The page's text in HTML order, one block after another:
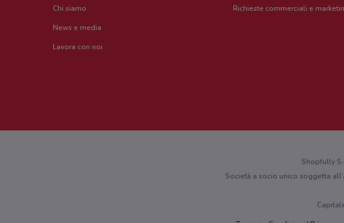
Chi siamo
News e media
Lavora con noi
Richieste commerciali e
Shopfully
Società a socio unico soggetta